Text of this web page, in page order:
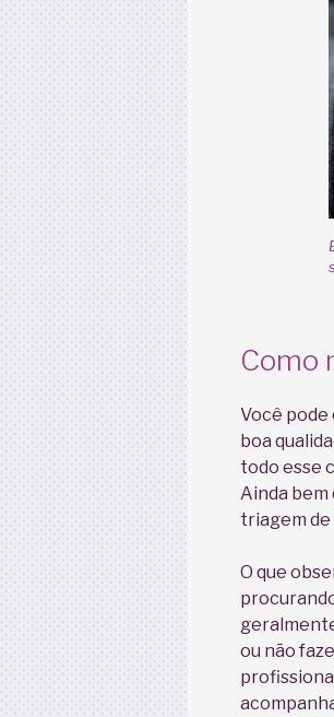
Como
Você
boa
todo esse
Ainda bem
triagem
O que
ou não